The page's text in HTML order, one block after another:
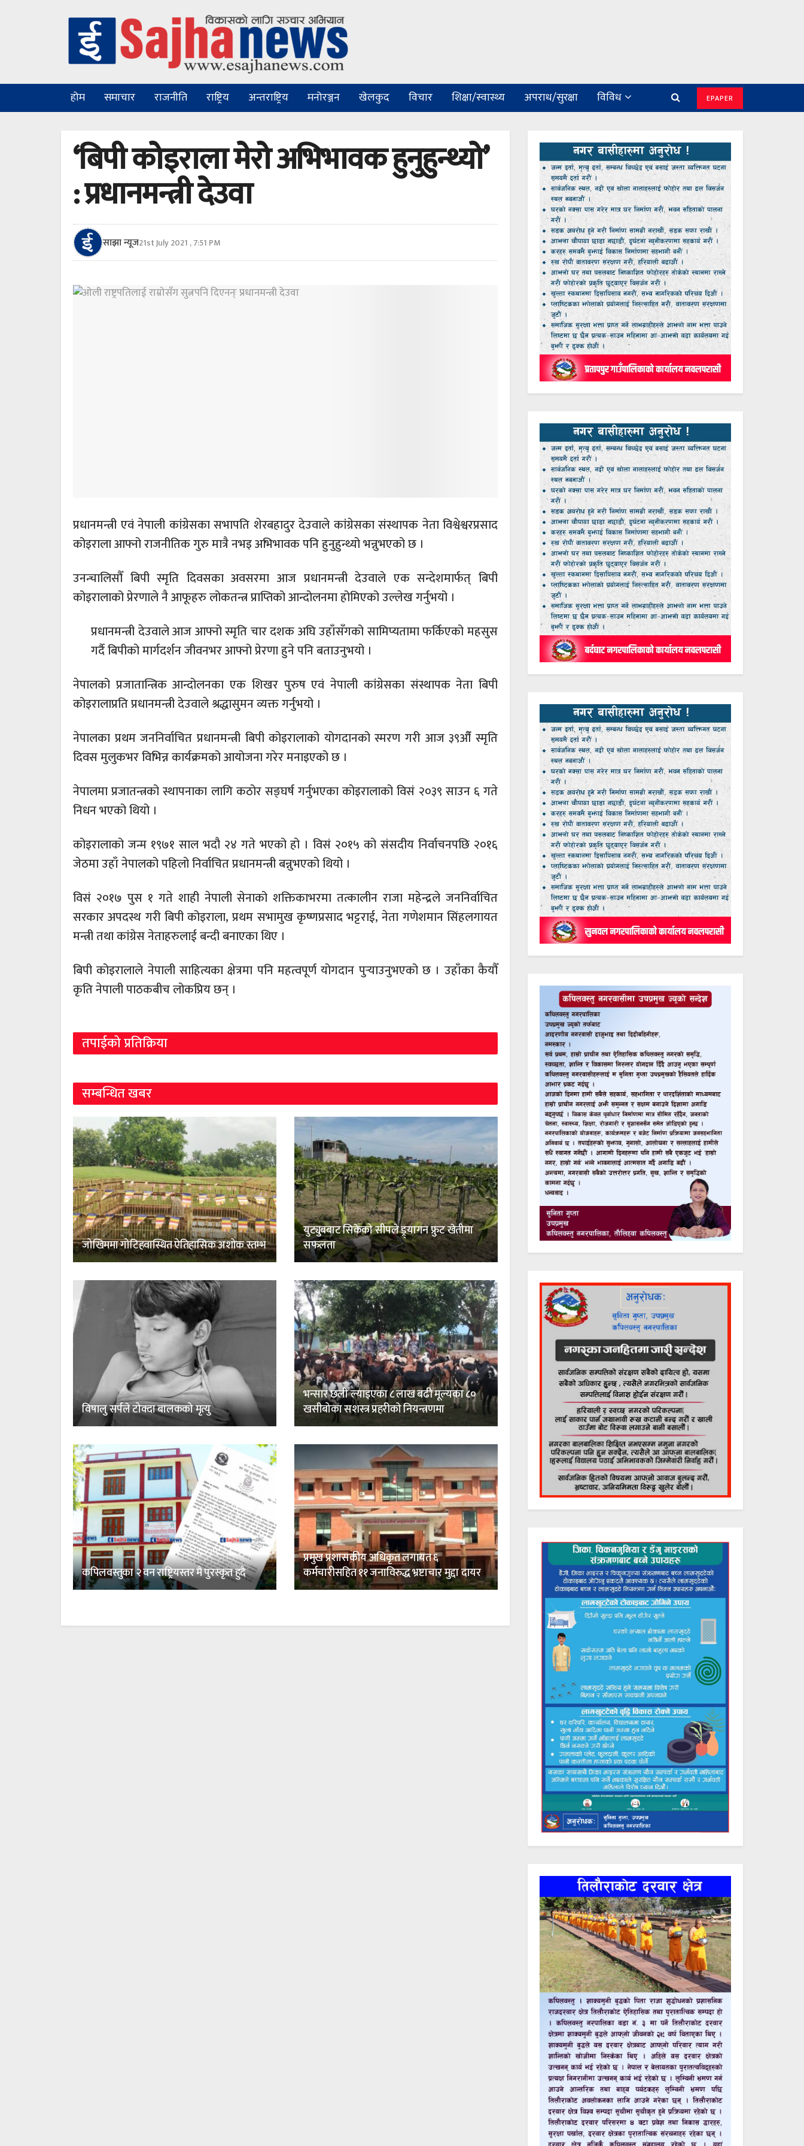
होम समाचार राजनीति राष्ट्रिय अन्तराष्ट्रिय मनोरञ्जन खेलकुद विचार शिक्षा/स्वास्थ्य अपराध/सुरक्षा विविध EPAPER
‘बिपी कोइराला मेरो अभिभावक हुनुहुन्थ्यो’
: प्रधानमन्त्री देउवा
साझा न्यूज21st July 2021 , 7:51 PM
प्रधानमन्त्री एवं नेपाली कांग्रेसका सभापति शेरबहादुर देउवाले कांग्रेसका संस्थापक नेता विश्वेश्वरप्रसाद
कोइराला आफ्नो राजनीतिक गुरु मात्रै नभइ अभिभावक पनि हुनुहुन्थ्यो भन्नुभएको छ ।
उनन्चालिसौँ बिपी स्मृति दिवसका अवसरमा आज प्रधानमन्त्री देउवाले एक सन्देशमार्फत् बिपी
कोइरालाको प्रेरणाले नै आफूहरु लोकतन्त्र प्राप्तिको आन्दोलनमा होमिएको उल्लेख गर्नुभयो ।
प्रधानमन्त्री देउवाले आज आफ्नो स्मृति चार दशक अघि उहाँसँगको सामिप्यतामा फर्किएको महसुस
गर्दै बिपीको मार्गदर्शन जीवनभर आफ्नो प्रेरणा हुने पनि बताउनुभयो ।
नेपालको प्रजातान्त्रिक आन्दोलनका एक शिखर पुरुष एवं नेपाली कांग्रेसका संस्थापक नेता बिपी
कोइरालाप्रति प्रधानमन्त्री देउवाले श्रद्धासुमन व्यक्त गर्नुभयो ।
नेपालका प्रथम जननिर्वाचित प्रधानमन्त्री बिपी कोइरालाको योगदानको स्मरण गरी आज ३९औँ स्मृति
दिवस मुलुकभर विभिन्न कार्यक्रमको आयोजना गरेर मनाइएको छ ।
नेपालमा प्रजातन्त्रको स्थापनाका लागि कठोर सङ्घर्ष गर्नुभएका कोइरालाको विसं २०३९ साउन ६ गते
निधन भएको थियो ।
कोइरालाको जन्म १९७१ साल भदौ २४ गते भएको हो । विसं २०१५ को संसदीय निर्वाचनपछि २०१६
जेठमा उहाँ नेपालको पहिलो निर्वाचित प्रधानमन्त्री बन्नुभएको थियो ।
विसं २०१७ पुस १ गते शाही नेपाली सेनाको शक्तिकाभरमा तत्कालीन राजा महेन्द्रले जननिर्वाचित
सरकार अपदस्थ गरी बिपी कोइराला, प्रथम सभामुख कृष्णप्रसाद भट्टराई, नेता गणेशमान सिंहलगायत
मन्त्री तथा कांग्रेस नेताहरुलाई बन्दी बनाएका थिए ।
बिपी कोइरालाले नेपाली साहित्यका क्षेत्रमा पनि महत्वपूर्ण योगदान पुर्‍याउनुभएको छ । उहाँका कैयौँ
कृति नेपाली पाठकबीच लोकप्रिय छन् ।
तपाईको प्रतिक्रिया
सम्बन्धित खबर
जोखिममा गोटिहवास्थित ऐतिहासिक अशोक स्तम्भ
युट्युबबाट सिकेको सीपले ड्र्यागन फ्रुट खेतीमा
सफलता
विषालु सर्पले टोक्दा बालकको मृत्यु
भन्सार छली ल्याइएका ८ लाख बढी मूल्यका ८०
खसीबोका सशस्त्र प्रहरीको नियन्त्रणमा
कपिलवस्तुका २ वन राष्ट्रियस्तर मै पुरस्कृत हुदै
प्रमुख प्रशासकीय अधिकृत लगायत ६
कर्मचारीसहित ११ जनाविरुद्ध भ्रष्टाचार मुद्दा दायर